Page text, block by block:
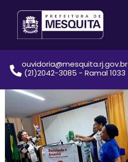
ouvidoria@mesquita.rj.gov.br
(21)2042-3085 - Ramal 1033